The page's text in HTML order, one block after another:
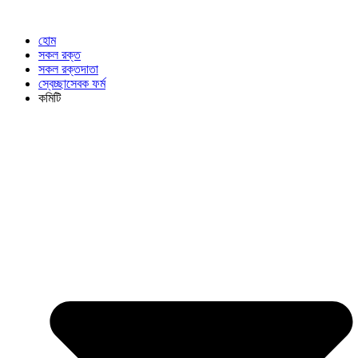
হোম
সকল রক্ত
সকল রক্তদাতা
স্বেচ্ছাসেবক ফর্ম
কমিটি